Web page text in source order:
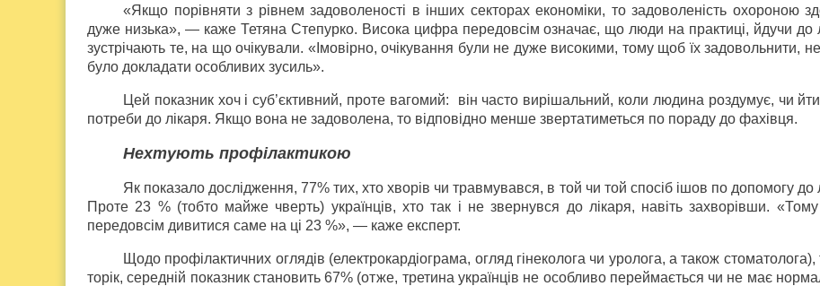
«Якщо порівняти з рівнем задоволеності в інших секторах економіки, то задоволеність охороною
дуже низька», — каже Тетяна Степурко. Висока цифра передовсім означає, що люди на практиці, йдучи до
зустрічають те, на що очікували. «Імовірно, очікування були не дуже високими, тому щоб їх задовольнити,
було докладати особливих зусиль».
Цей показник хоч і суб’єктивний, проте вагомий: він часто вирішальний, коли людина роздумує, чи йти
потреби до лікаря. Якщо вона не задоволена, то відповідно менше звертатиметься по пораду до фахівця.
Нехтують профілактикою
Як показало дослідження, 77% тих, хто хворів чи травмувався, в той чи той спосіб ішов по допомогу до
Проте 23 % (тобто майже чверть) українців, хто так і не звернувся до лікаря, навіть захворівши.
передовсім дивитися саме на ці 23 %», — каже експерт.
Щодо профілактичних оглядів (електрокардіограма, огляд гінеколога чи уролога, а також стоматолога),
торік, середній показник становить 67% (отже, третина українців не особливо переймається чи не має